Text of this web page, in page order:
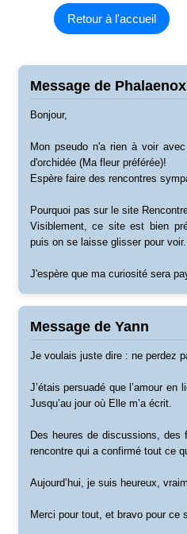
Retour à l'accueil
Message de
Bonjour,
Mon pseudo n'a rien à voir
d'orchidée (Ma fleur préférée)!
Espère faire des rencontres
Pourquoi pas sur le site
Visiblement, ce site est bien
puis on se laisse glisser pour
J'espère que ma curiosité sera
Message de Yann
Je voulais juste dire : ne perdez
J’étais persuadé que l’amour en
Jusqu’au jour où Elle m’a écrit.
Des heures de discussions, des
rencontre qui a confirmé tout ce
Aujourd’hui, je suis heureux,
Merci pour tout, et bravo pour ce